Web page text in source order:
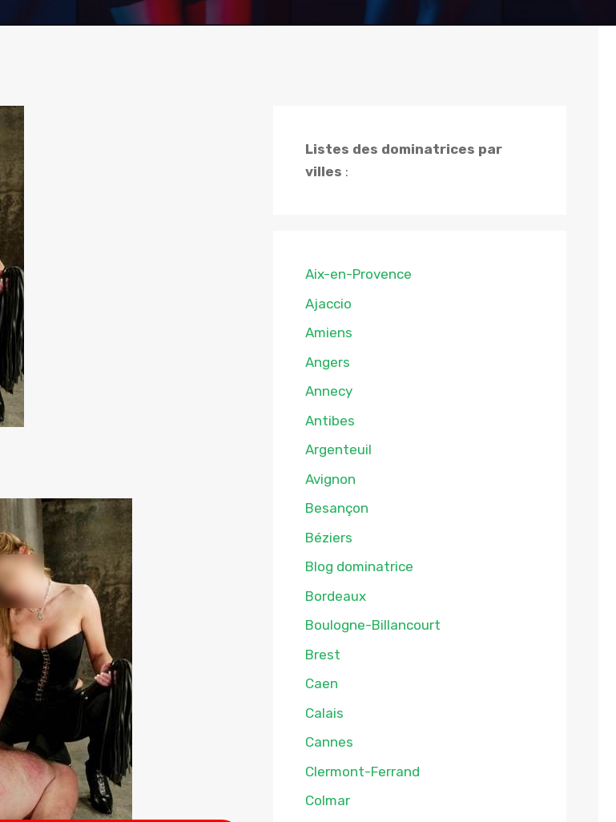
Listes des dominatrices par
villes :
Aix-en-Provence
Ajaccio
Amiens
Angers
Annecy
Antibes
Argenteuil
Avignon
Besançon
Béziers
Blog dominatrice
Bordeaux
Boulogne-Billancourt
Brest
Caen
Calais
Cannes
Clermont-Ferrand
Colmar